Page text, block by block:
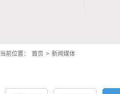
当前位置： 首页 > 新闻媒体